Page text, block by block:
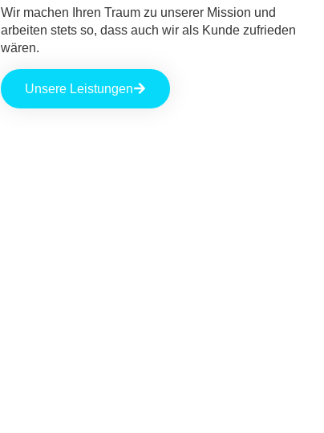
Wir machen Ihren Traum zu unserer Mission und
arbeiten stets so, dass auch wir als Kunde zufrieden
wären.
Unsere Leistungen